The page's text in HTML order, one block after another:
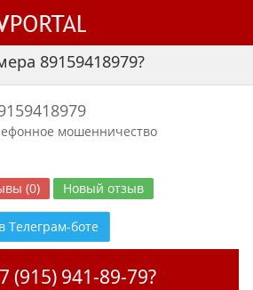
89159418979?
мошенничество
(0) Новый отзыв
Телеграм-боте
(915) 941-89-79?